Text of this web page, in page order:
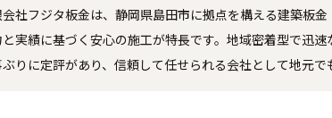
社フジタ板金は、静岡県島田市に拠点を構える建築板
実績に基づく安心の施工が特長です。地域密着型で迅
りに定評があり、信頼して任せられる会社として地元